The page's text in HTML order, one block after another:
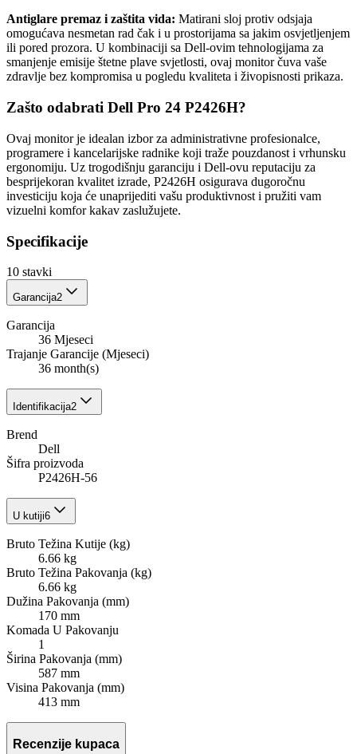
Antiglare premaz i zaštita vida: Matirani sloj protiv odsjaja
omogućava nesmetan rad čak i u prostorijama sa jakim osvjetljenjem
ili pored prozora. U kombinaciji sa Dell-ovim tehnologijama za
smanjenje emisije štetne plave svjetlosti, ovaj monitor čuva vaše
zdravlje bez kompromisa u pogledu kvaliteta i živopisnosti prikaza.
Zašto odabrati Dell Pro 24 P2426H?
Ovaj monitor je idealan izbor za administrativne profesionalce,
programere i kancelarijske radnike koji traže pouzdanost i vrhunsku
ergonomiju. Uz trogodišnju garanciju i Dell-ovu reputaciju za
besprijekoran kvalitet izrade, P2426H osigurava dugoročnu
investiciju koja će unaprijediti vašu produktivnost i pružiti vam
vizuelni komfor kakav zaslužujete.
Specifikacije
10 stavki
Garancija2
Garancija
36 Mjeseci
Trajanje Garancije (Mjeseci)
36 month(s)
Identifikacija2
Brend
Dell
Šifra proizvoda
P2426H-56
U kutiji6
Bruto Težina Kutije (kg)
6.66 kg
Bruto Težina Pakovanja (kg)
6.66 kg
Dužina Pakovanja (mm)
170 mm
Komada U Pakovanju
1
Širina Pakovanja (mm)
587 mm
Visina Pakovanja (mm)
413 mm
Recenzije kupaca